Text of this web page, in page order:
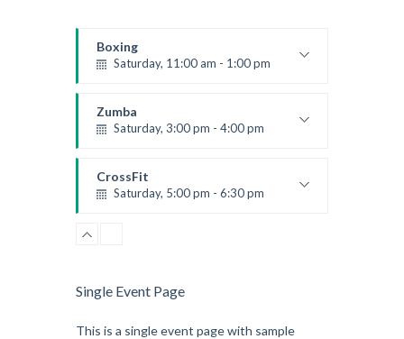
Boxing
Saturday, 11:00 am - 1:00 pm
Robert Bandana
Zumba
Saturday, 3:00 pm - 4:00 pm
Emma Brown
CrossFit
Saturday, 5:00 pm - 6:30 pm
Beginners
Kevin Nomak
Single Event Page
This is a single event page with sample